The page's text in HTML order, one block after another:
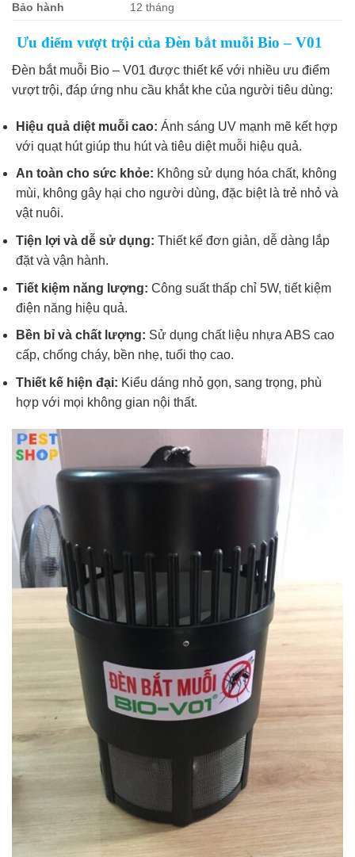
Bảo hành 12 tháng
Ưu điểm vượt trội của Đèn bắt muỗi Bio – V01
Đèn bắt muỗi Bio – V01 được thiết kế với nhiều ưu điểm
vượt trội, đáp ứng nhu cầu khắt khe của người tiêu dùng:
Hiệu quả diệt muỗi cao: Ánh sáng UV mạnh mẽ kết hợp
với quạt hút giúp thu hút và tiêu diệt muỗi hiệu quả.
An toàn cho sức khỏe: Không sử dụng hóa chất, không
mùi, không gây hại cho người dùng, đặc biệt là trẻ nhỏ và
vật nuôi.
Tiện lợi và dễ sử dụng: Thiết kế đơn giản, dễ dàng lắp
đặt và vận hành.
Tiết kiệm năng lượng: Công suất thấp chỉ 5W, tiết kiệm
điện năng hiệu quả.
Bền bỉ và chất lượng: Sử dụng chất liệu nhựa ABS cao
cấp, chống cháy, bền nhẹ, tuổi thọ cao.
Thiết kế hiện đại: Kiểu dáng nhỏ gọn, sang trọng, phù
hợp với mọi không gian nội thất.